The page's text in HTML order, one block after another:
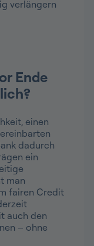
verlängern
Ende
einen
dadurch
ein
man
fairen Credit
auch den
– ohne